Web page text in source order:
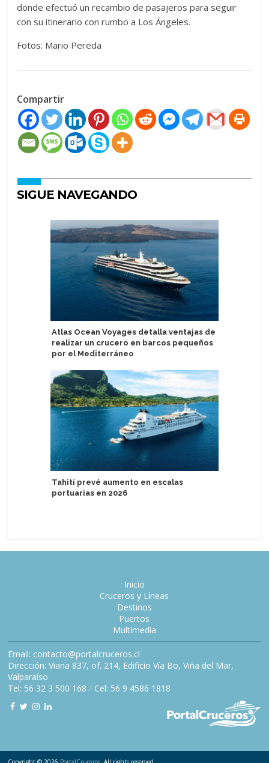
donde efectuó un recambio de pasajeros para seguir
con su itinerario con rumbo a Los Ángeles.
Fotos: Mario Pereda
Compartir
SIGUE NAVEGANDO
Atlas Ocean Voyages detalla ventajas de
realizar un crucero en barcos pequeños
por el Mediterráneo
Tahití prevé aumento en escalas
portuarias en 2026
Inicio
Cruceros y Líneas
Destinos
Puertos
Multimedia
Email: contacto@portalcruceros.cl
Dirección: Viana 837, of. 214, Edificio Vía Bo, Viña del Mar,
Valparaíso
Tel: 56 32 3 500 168 / Cel: 56 9 4586 1818